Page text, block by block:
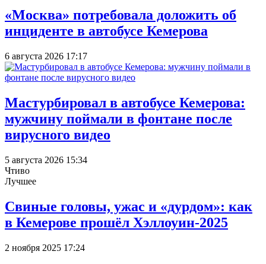
«Москва» потребовала доложить об
инциденте в автобусе Кемерова
6 августа 2026 17:17
Мастурбировал в автобусе Кемерова:
мужчину поймали в фонтане после
вирусного видео
5 августа 2026 15:34
Чтиво
Лучшее
Свиные головы, ужас и «дурдом»: как
в Кемерове прошёл Хэллоуин-2025
2 ноября 2025 17:24